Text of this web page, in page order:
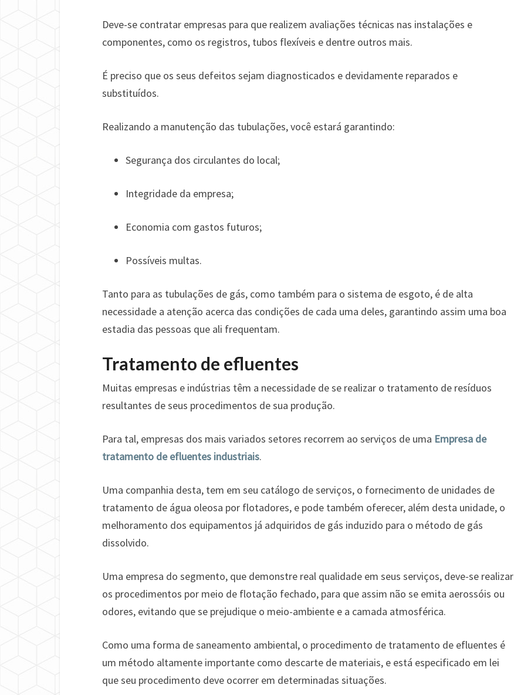
Deve-se contratar empresas para que realizem avaliações técnicas nas instalações e
componentes, como os registros, tubos flexíveis e dentre outros mais.
É preciso que os seus defeitos sejam diagnosticados e devidamente reparados e
substituídos.
Realizando a manutenção das tubulações, você estará garantindo:
Segurança dos circulantes do local;
Integridade da empresa;
Economia com gastos futuros;
Possíveis multas.
Tanto para as tubulações de gás, como também para o sistema de esgoto, é de alta
necessidade a atenção acerca das condições de cada uma deles, garantindo assim uma boa
estadia das pessoas que ali frequentam.
Tratamento de efluentes
Muitas empresas e indústrias têm a necessidade de se realizar o tratamento de resíduos
resultantes de seus procedimentos de sua produção.
Para tal, empresas dos mais variados setores recorrem ao serviços de uma Empresa de
tratamento de efluentes industriais.
Uma companhia desta, tem em seu catálogo de serviços, o fornecimento de unidades de
tratamento de água oleosa por flotadores, e pode também oferecer, além desta unidade, o
melhoramento dos equipamentos já adquiridos de gás induzido para o método de gás
dissolvido.
Uma empresa do segmento, que demonstre real qualidade em seus serviços, deve-se realizar
os procedimentos por meio de flotação fechado, para que assim não se emita aerossóis ou
odores, evitando que se prejudique o meio-ambiente e a camada atmosférica.
Como uma forma de saneamento ambiental, o procedimento de tratamento de efluentes é
um método altamente importante como descarte de materiais, e está especificado em lei
que seu procedimento deve ocorrer em determinadas situações.